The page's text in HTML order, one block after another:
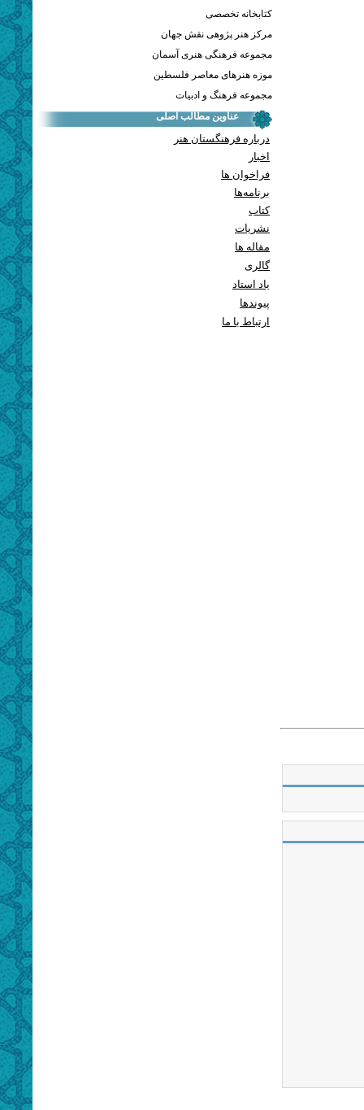
کتابخانه تخصصی
مرکز هنر پژوهی نقش جهان
مجموعه فرهنگی هنری آسمان
موزه هنرهای معاصر فلسطین
مجموعه فرهنگ و ادبیات
عناوین مطالب اصلی
درباره فرهنگستان هنر
اخبار
فراخوان ها
برنامه‌ها
کتاب
نشریات
مقاله ها
گالری
یاد استاد
پيوندها
ارتباط با ما